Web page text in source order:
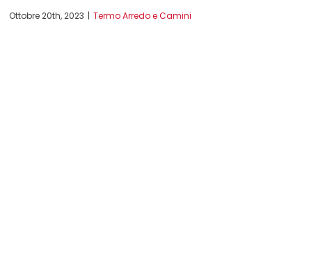
Ottobre 20th, 2023 | Termo Arredo e Camini